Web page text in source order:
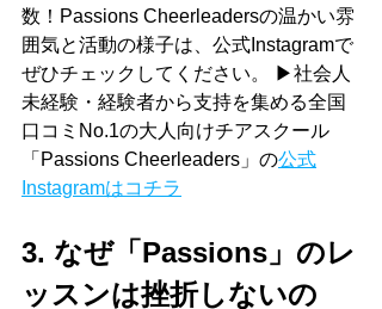
数！Passions Cheerleadersの温かい雰
囲気と活動の様子は、公式Instagramで
ぜひチェックしてください。 ▶社会人
未経験・経験者から支持を集める全国
口コミNo.1の大人向けチアスクール
「Passions Cheerleaders」の公式
Instagramはコチラ
3. なぜ「Passions」のレ
ッスンは挫折しないの